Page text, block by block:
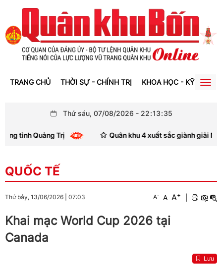
TRANG CHỦ THỜI SỰ - CHÍNH TRỊ KHOA HỌC - KỸ THUẬT
Thứ sáu, 07/08/2026 - 22:13:36
Trị Quân khu 4 xuất sắc giành giải Nhì Hội thi
QUỐC TẾ
Thứ bảy, 13/06/2026 07:03 A- A A+
Khai mạc World Cup 2026 tại
Canada
Lưu